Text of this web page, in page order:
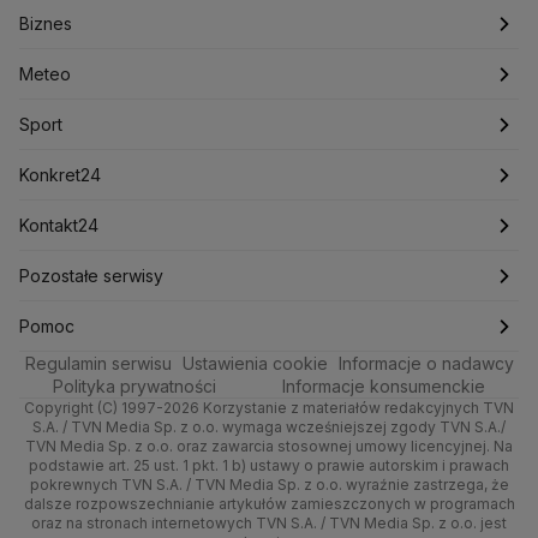
Kryptowaluty
Lotnisko Chopina
Mariusz Błaszczak
Mark Zuckerberg
Ministerstwo Aktywów Państwowych
Ministerstwo Infrastruktury
Ministerstwo Rolnictwa
Ministerstwo Rozwoju i Technologii
Ministerstwo Sportu i Turystyki
Ministerstwo Cyfryzacji
Ministerstwo Edukacji Narodowej
Ministerstwo Finansów
Ministerstwo Klimatu i Środowiska
Biznes
Meteo
Sport
Zdrowie
Technologia
Quizy
Tematy
Podcasty
Artykuły
Newslettery
Fakty po Faktach
Fakty o Świecie
Ludzie Faktów
Warszawa
Łódź
Katowice
Kraków
Poznań
Trójmiasto
Kielce
Kujawsko-pomorskie
Lublin
Lubuskie
Biznes
Najnowsze
Notowania
Pieniądze
Nieruchomości
Rynki
Dla firm
Handel
Ze świata
Tech
Moto
Meteo
Pogoda godzinowa
Pogoda długoterminowa
Pogoda na jutro
Pogoda na weekend
Najnowsze
Polska
Prognoza
Świat
Nauka
Sport
Piłka Nożna
Tenis
Kolarstwo
Skoki Narciarskie
Sporty zimowe
Lekkoatletyka
Siatkówka
F1
Konkret24
Najnowsze
Polska
Świat
Polityka
Zdrowie
Tech
Nauka
Kontakt24
Najnowsze
Gorące Tematy
Wyślij zgłoszenie
Pozostałe serwisy
TVN
Dzień Dobry TVN
Uwaga TVN
HGTV
TVN Turbo
Pomoc
Centrum pomocy
Test zgodności
Oglądaj na TV
Zrealizuj voucher
Regulamin serwisu Ustawienia cookie
Informacje o nadawcy
Polityka prywatności
Informacje konsumenckie
Copyright (C) 1997-2026 Korzystanie z materiałów redakcyjnych TVN
S.A. / TVN Media Sp. z o.o. wymaga wcześniejszej zgody TVN S.A./
TVN Media Sp. z o.o. oraz zawarcia stosownej umowy licencyjnej. Na
podstawie art. 25 ust. 1 pkt. 1 b) ustawy o prawie autorskim i prawach
pokrewnych TVN S.A. / TVN Media Sp. z o.o. wyraźnie zastrzega, że
dalsze rozpowszechnianie artykułów zamieszczonych w programach
oraz na stronach internetowych TVN S.A. / TVN Media Sp. z o.o. jest